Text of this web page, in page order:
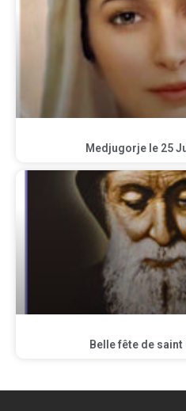
Medjugorje le 25
Belle fête de saint